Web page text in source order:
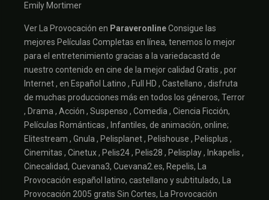
Emily Mortimer
Ver La Provocación en ParaveronlineConsigue las
mejores Películas Completas en línea, tenemos lo mejor
para el entretenimiento gracias a la variedacastd de
nuestro contenido en cine de la mejor calidad Gratis , por
Internet , en Español Latino , Full HD , Castellano , disfruta
de muchas producciones más en todos los géneros, Terror
, Drama , Acción , Suspenso , Comedia , Ciencia Ficción,
Películas Románticas , Infantiles, de animación, online;
Elitestream , Gnula , Pelisplanet , Pelishouse , Pelisplus ,
Cinemitas , Cinetux , Pelis24 , Pelis28 , Pelisplay , Inkapelis ,
Cinecalidad, Cuevana3, Cuevana2.es, Repelis, La
Provocación español latino, castellano y subtitulado, La
Provocación 2005 gratis Sin Cortes, La Provocación